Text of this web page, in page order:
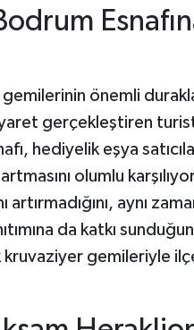
önemli
gerçekleştiren
hediyelik eşya
olumlu
aynı
da katkı
kruvaziyer gemileriyle